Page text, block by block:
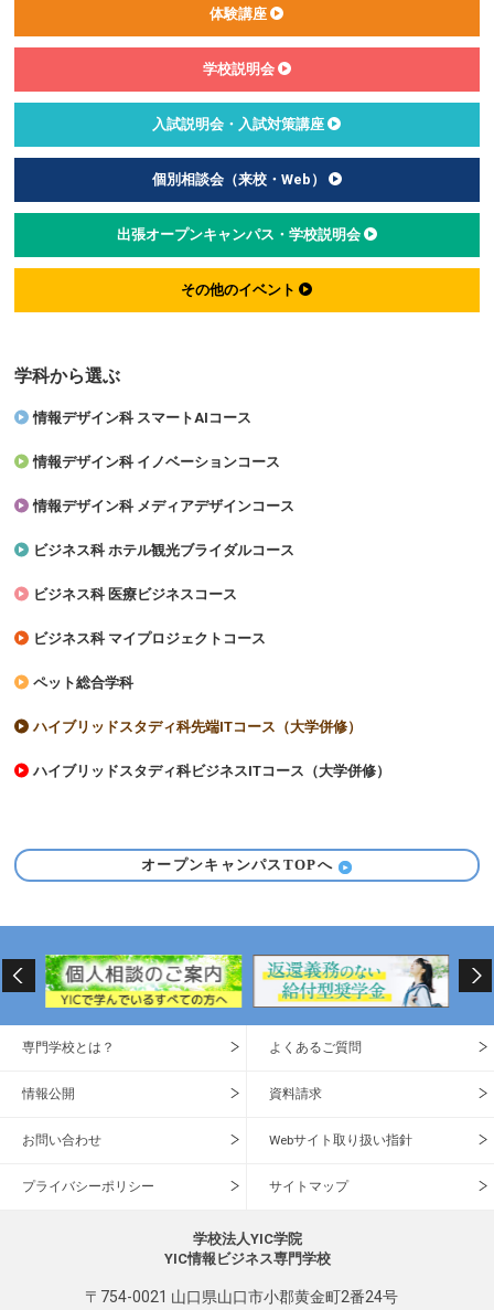
体験講座
学校説明会
入試説明会・入試対策講座
個別相談会（来校・Web）
出張オープンキャンパス・学校説明会
その他のイベント
学科から選ぶ
情報デザイン科 スマートAIコース
情報デザイン科 イノベーションコース
情報デザイン科 メディアデザインコース
ビジネス科 ホテル観光ブライダルコース
ビジネス科 医療ビジネスコース
ビジネス科 マイプロジェクトコース
ペット総合学科
ハイブリッドスタディ科先端ITコース（大学併修）
ハイブリッドスタディ科ビジネスITコース（大学併修）
オープンキャンパスTOPへ
専門学校とは？ よくあるご質問
情報公開 資料請求
お問い合わせ Webサイト取り扱い指針
プライバシーポリシー サイトマップ
学校法人YIC学院
YIC情報ビジネス専門学校
〒754-0021 山口県山口市小郡黄金町2番24号